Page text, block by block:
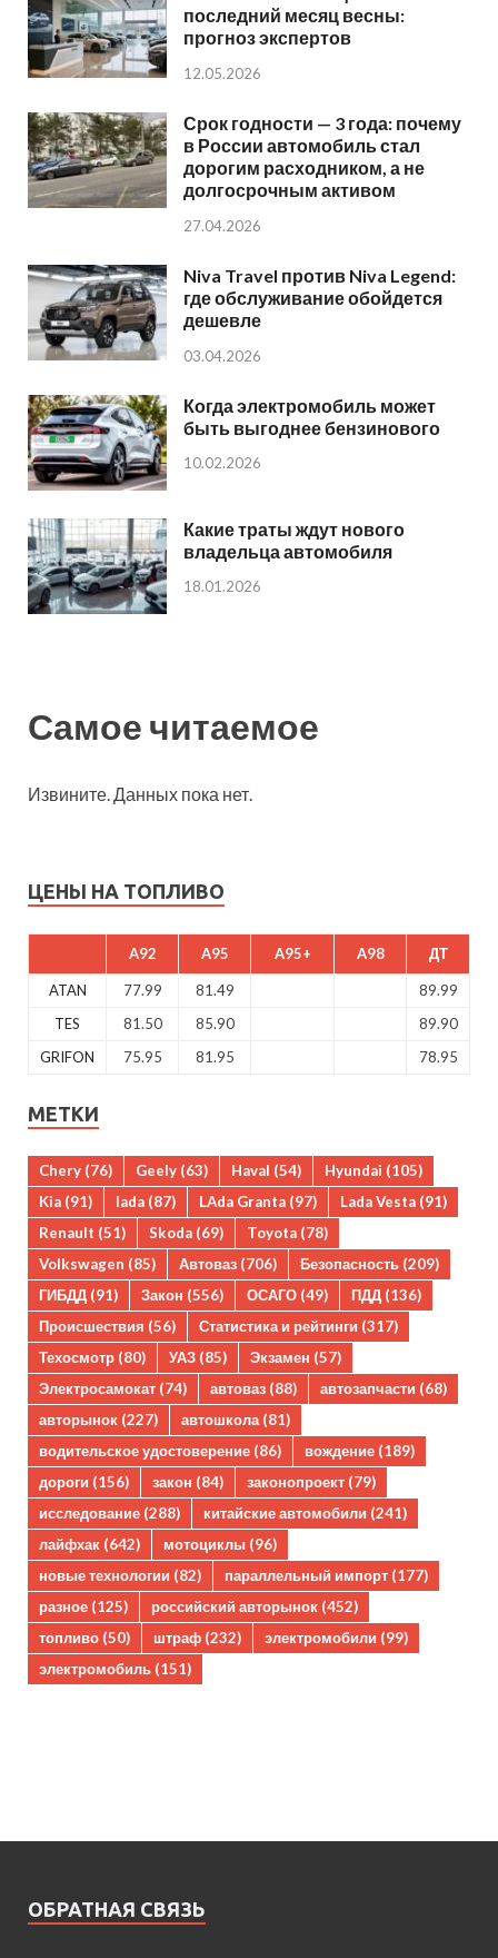
последний месяц весны:
прогноз экспертов
12.05.2026
Срок годности — 3 года: почему
в России автомобиль стал
дорогим расходником, а не
долгосрочным активом
27.04.2026
Niva Travel против Niva Legend:
где обслуживание обойдется
дешевле
03.04.2026
Когда электромобиль может
быть выгоднее бензинового
10.02.2026
Какие траты ждут нового
владельца автомобиля
18.01.2026
Самое читаемое
Извините. Данных пока нет.
ЦЕНЫ НА ТОПЛИВО
A92 A95 A95+ A98 ДТ
ATAN 77.99 81.49
89.99
TES
81.50 85.90
89.90
GRIFON
75.95 81.95 78.95
МЕТКИ
Chery (76) Geely (63) Haval (54) Hyundai (105)
Kia (91) lada (87) LAda Granta (97) Lada Vesta (91)
Renault (51) Skoda (69) Toyota (78)
Volkswagen (85) Автоваз (706) Безопасность (209)
ГИБДД (91) Закон (556) ОСАГО (49) ПДД (136)
Происшествия (56) Статистика и рейтинги (317)
Техосмотр (80) УАЗ (85) Экзамен (57)
Электросамокат (74) автоваз (88) автозапчасти (68)
авторынок (227) автошкола (81)
водительское удостоверение (86) вождение (189)
дороги (156) закон (84) законопроект (79)
исследование (288) китайские автомобили (241)
лайфхак (642) мотоциклы (96)
новые технологии (82) параллельный импорт (177)
разное (125) российский авторынок (452)
топливо (50) штраф (232) электромобили (99)
электромобиль (151)
ОБРАТНАЯ СВЯЗЬ